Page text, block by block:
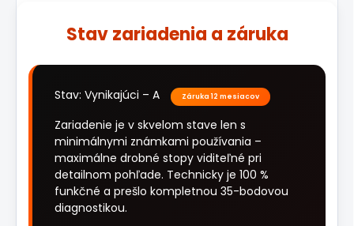
Stav zariadenia a záruka
Stav: Vynikajúci – A Záruka 12 mesiacov
Zariadenie je v skvelom stave len s
minimálnymi známkami používania –
maximálne drobné stopy viditeľné pri
detailnom pohľade. Technicky je 100 %
funkčné a prešlo kompletnou 35-bodovou
diagnostikou.